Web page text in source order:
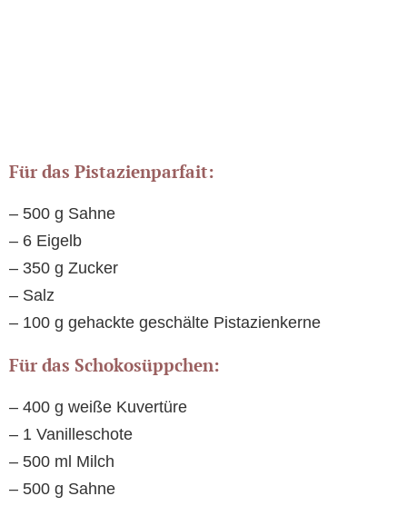
Für das Pistazienparfait:
– 500 g Sahne
– 6 Eigelb
– 350 g Zucker
– Salz
– 100 g gehackte geschälte Pistazienkerne
Für das Schokosüppchen:
– 400 g weiße Kuvertüre
– 1 Vanilleschote
– 500 ml Milch
– 500 g Sahne